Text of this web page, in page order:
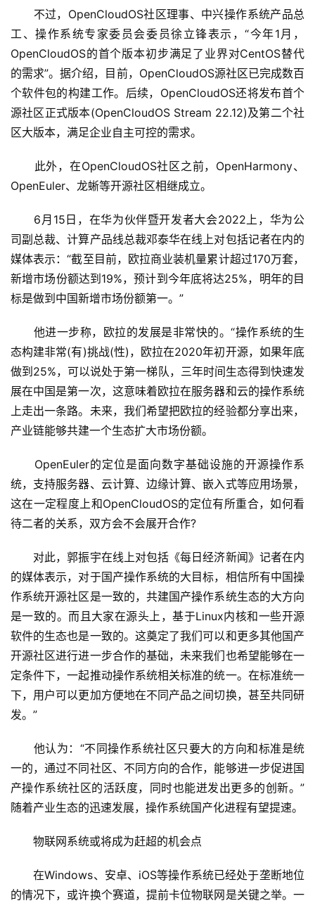
不过，OpenCloudOS社区理事、中兴操作系统产品总
工、操作系统专家委员会委员徐立锋表示，“今年1月，
OpenCloudOS的首个版本初步满足了业界对CentOS替代
的需求”。据介绍，目前，OpenCloudOS源社区已完成数百
个软件包的构建工作。后续，OpenCloudOS还将发布首个
源社区正式版本(OpenCloudOS Stream 22.12)及第二个社
区大版本，满足企业自主可控的需求。
此外，在OpenCloudOS社区之前，OpenHarmony、
OpenEuler、龙蜥等开源社区相继成立。
6月15日，在华为伙伴暨开发者大会2022上，华为公
司副总裁、计算产品线总裁邓泰华在线上对包括记者在内的
媒体表示：“截至目前，欧拉商业装机量累计超过170万套，
新增市场份额达到19%，预计到今年底将达25%，明年的目
标是做到中国新增市场份额第一。”
他进一步称，欧拉的发展是非常快的。“操作系统的生
态构建非常(有)挑战(性)，欧拉在2020年初开源，如果年底
做到25%，可以说处于第一梯队，三年时间生态得到快速发
展在中国是第一次，这意味着欧拉在服务器和云的操作系统
上走出一条路。未来，我们希望把欧拉的经验都分享出来，
产业链能够共建一个生态扩大市场份额。
OpenEuler的定位是面向数字基础设施的开源操作系
统，支持服务器、云计算、边缘计算、嵌入式等应用场景，
这在一定程度上和OpenCloudOS的定位有所重合，如何看
待二者的关系，双方会不会展开合作?
对此，郭振宇在线上对包括《每日经济新闻》记者在内
的媒体表示，对于国产操作系统的大目标，相信所有中国操
作系统开源社区是一致的，共建国产操作系统生态的大方向
是一致的。而且大家在源头上，基于Linux内核和一些开源
软件的生态也是一致的。这奠定了我们可以和更多其他国产
开源社区进行进一步合作的基础，未来我们也希望能够在一
定条件下，一起推动操作系统相关标准的统一。在标准统一
下，用户可以更加方便地在不同产品之间切换，甚至共同研
发。”
他认为：“不同操作系统社区只要大的方向和标准是统
一的，通过不同社区、不同方向的合作，能够进一步促进国
产操作系统社区的活跃度，同时也能迸发出更多的创新。”
随着产业生态的迅速发展，操作系统国产化进程有望提速。
物联网系统或将成为赶超的机会点
在Windows、安卓、iOS等操作系统已经处于垄断地位
的情况下，或许换个赛道，提前卡位物联网是关键之举。一